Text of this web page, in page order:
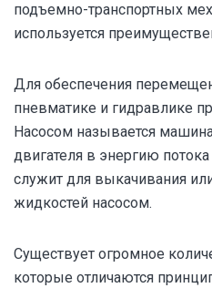
подъемно-транспортных
используется
Для обеспечения
пневматике и гидравлике
Насосом называется
двигателя в энергию
служит для выкачивания
жидкостей насосом.
Существует огромное
которые отличаются